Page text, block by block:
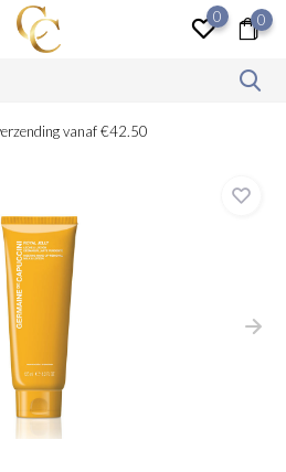
0 0
Gratis cadeau vanaf €100